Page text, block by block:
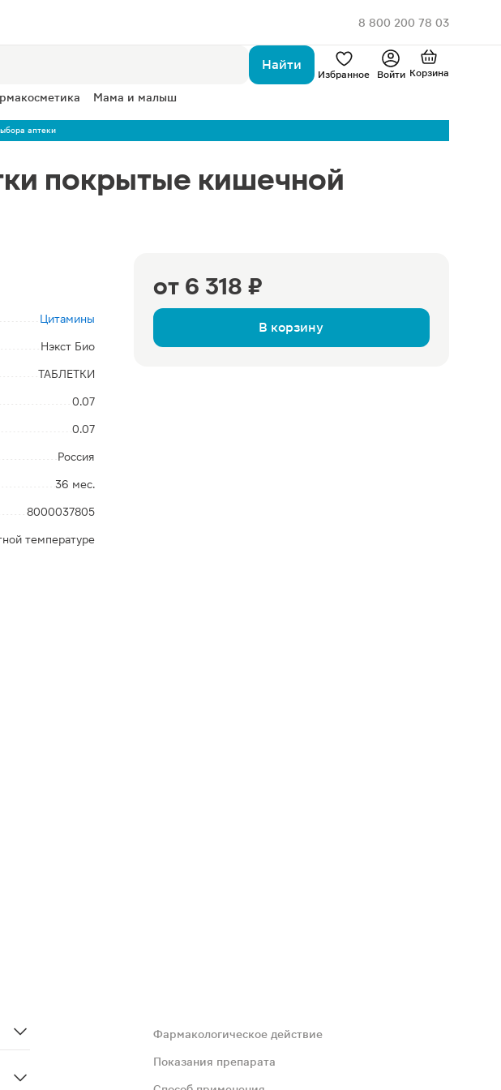
8 800 200 78 03
Найти
Избранное Войти Корзина
Мама и малыш
аптеки
покрытые кишечной
от 6 318 ₽
В корзину
Цитамины
Нэкст Био
ТАБЛЕТКИ
0.07
0.07
Россия
36 мес.
8000037805
температуре
они взаимодействуют с клетками соответствующего
Фармакологическое действие
Показания препарата